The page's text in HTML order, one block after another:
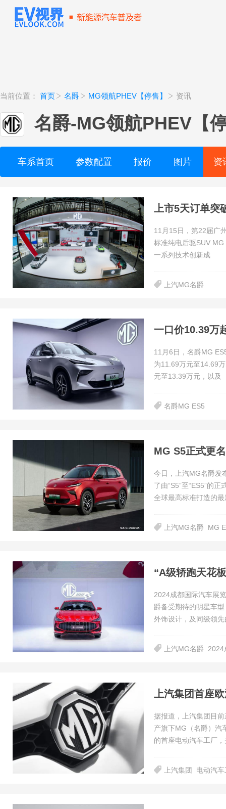
当前位置： 首页 名爵 MG领航PHEV【停售】 资讯
名爵-MG领航PHEV【
车系首页 参数配置 报价 图片 资
11月15日，第22届广
标准纯电后驱SUV
一系列技术创新成
上汽MG名爵
一口价10.39万
11月6日，名爵MG
为11.69万元至14.69
元至13.39万元，以及
名爵MG ES5
MG S5正式更
今日，上汽MG名爵发
了由“S5”至“ES5”的
全球最高标准打造的最
上汽MG名爵 MG
“A级轿跑天花
2024成都国际汽车展
爵备受期待的明星车
外饰设计，及同级领
上汽MG名爵 2024
上汽集团首座
据报道，上汽集团目
产旗下MG（名爵）汽
的首座电动汽车工厂
上汽集团 电动汽